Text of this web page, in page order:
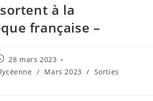
à la
française –
28 mars 2023
/ Mars 2023 / Sorties